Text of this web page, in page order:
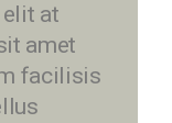
at
amet
facilisis